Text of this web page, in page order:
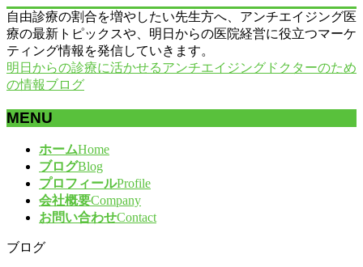
自由診療の割合を増やしたい先生方へ、アンチエイジング医
療の最新トピックスや、明日からの医院経営に役立つマーケ
ティング情報を発信していきます。
明日からの診療に活かせるアンチエイジングドクターのため
の情報ブログ
MENU
ば
ホームHome
ブログBlog
プロフィールProfile
会社概要Company
お問い合わせContact
ブログ